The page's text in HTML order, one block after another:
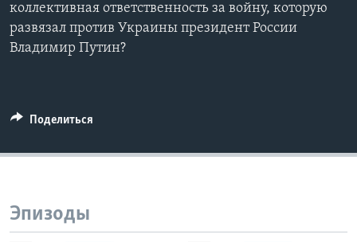
коллективная ответственность за войну, которую
развязал против Украины президент России
Владимир Путин?
Поделиться
Эпизоды